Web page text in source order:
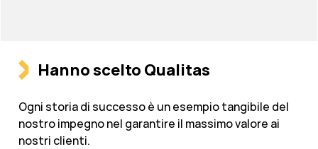
Hanno scelto Qualitas
Ogni storia di successo è un esempio tangibile del
nostro impegno nel garantire il massimo valore ai
nostri clienti.